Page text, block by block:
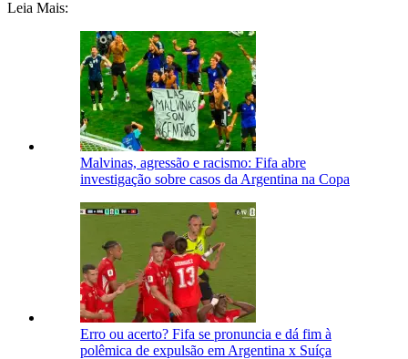
Leia Mais:
Malvinas, agressão e racismo: Fifa abre
investigação sobre casos da Argentina na Copa
Erro ou acerto? Fifa se pronuncia e dá fim à
polêmica de expulsão em Argentina x Suíça